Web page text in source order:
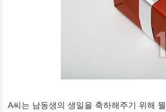
A씨는 남동생의 생일을 축하해주기 위해